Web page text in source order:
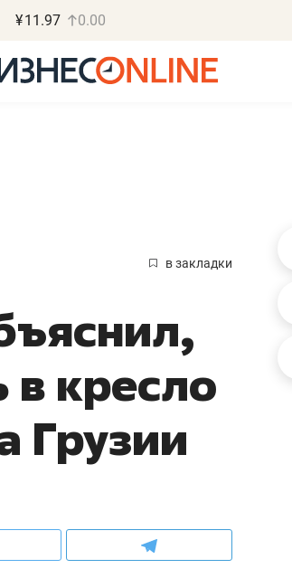
¥11.97 0.00
в закладки
в кресло
Грузии
«Главная
девелопера –
правильный
Девелопер из топ-10*
Башкортостана входит